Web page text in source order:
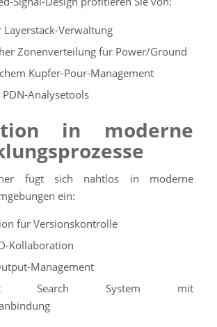
Verwaltung
Zonenverteilung für Power/Ground
Kupfer-Pour-Management
Analysetools
in moderne
fügt sich nahtlos in moderne
ein:
für Versionskontrolle
Kollaboration
Management
Search System mit